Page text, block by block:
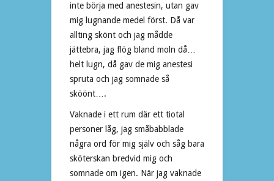
inte börja med anestesin, utan gav
mig lugnande medel först. Då var
allting skönt och jag mådde
jättebra, jag flög bland moln då…
helt lugn, då gav de mig anestesi
spruta och jag somnade så
sköönt….
Vaknade i ett rum där ett tiotal
personer låg, jag småbabblade
några ord för mig själv och såg bara
sköterskan bredvid mig och
somnade om igen. När jag vaknade